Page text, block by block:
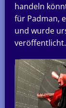
handeln
für Padman,
und wurde
veröffentlicht.